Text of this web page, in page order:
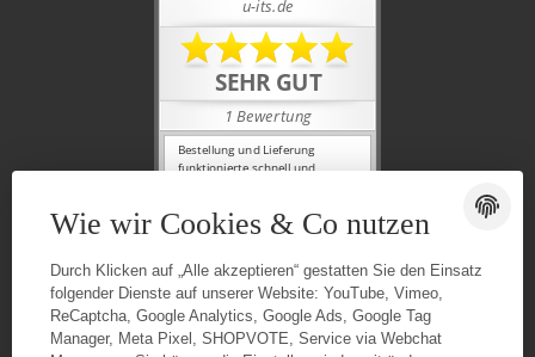
Wie wir Cookies & Co nutzen
Durch Klicken auf „Alle akzeptieren“ gestatten Sie den Einsatz
folgender Dienste auf unserer Website: YouTube, Vimeo,
ReCaptcha, Google Analytics, Google Ads, Google Tag
Manager, Meta Pixel, SHOPVOTE, Service via Webchat